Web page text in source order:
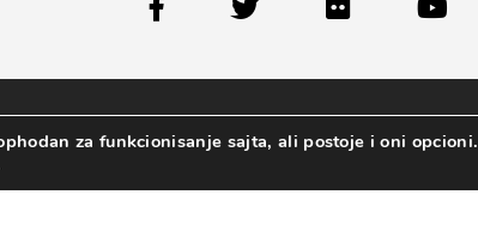
za funkcionisanje sajta, ali postoje i oni opcioni.